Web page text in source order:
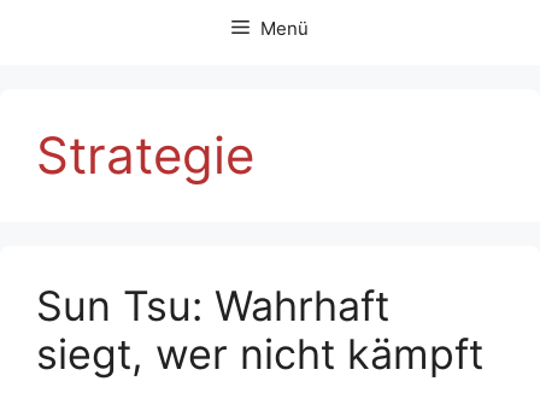
Menü
Strategie
Sun Tsu: Wahrhaft
siegt, wer nicht kämpft